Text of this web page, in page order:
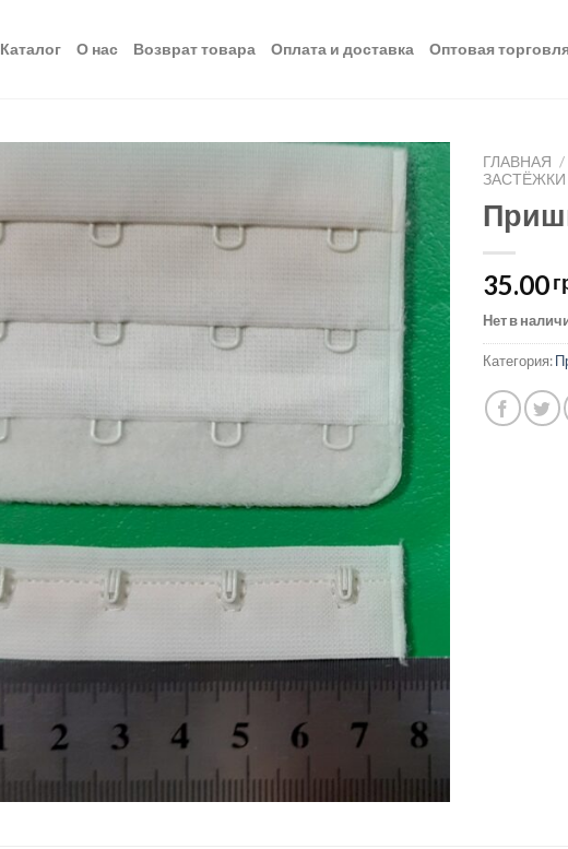
Каталог О нас Возврат товара Оплата и доставка Оптовая
Добавить
в список
желаний
ГЛАВНАЯ /
ЗАСТЁЖКИ
35.00
Нет в
Категория: